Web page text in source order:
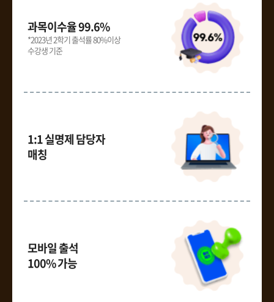
과목이수율 99.6%
*2023년 2학기 출석률 80%이상
수강생 기준
1:1 실명제 담당자
매칭
모바일 출석
100% 가능